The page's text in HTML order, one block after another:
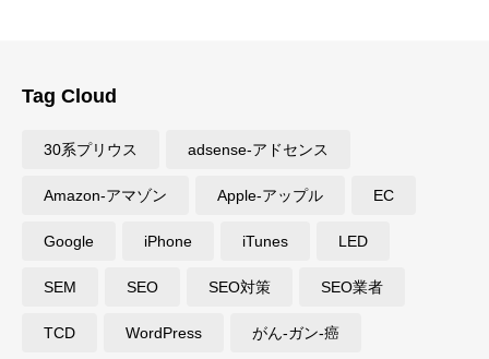
Tag Cloud
30系プリウス adsense-アドセンス
Amazon-アマゾン Apple-アップル EC
Google iPhone iTunes LED
SEM SEO SEO対策 SEO業者
TCD WordPress がん-ガン-癌